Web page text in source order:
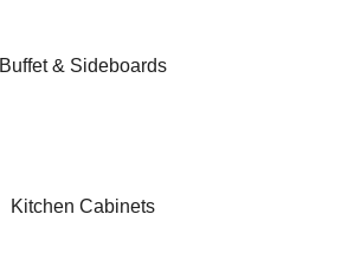
Buffet & Sideboards
Kitchen Cabinets